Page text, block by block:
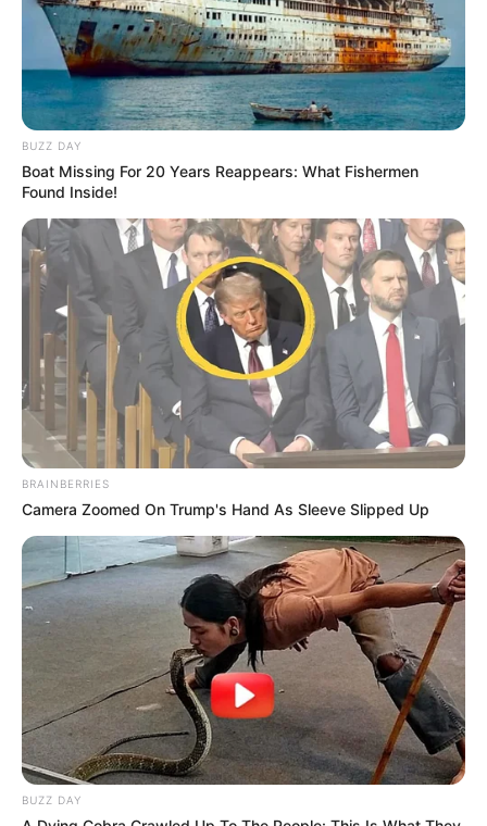
BUZZ DAY
Boat Missing For 20 Years Reappears: What Fishermen
Found Inside!
BRAINBERRIES
Camera Zoomed On Trump's Hand As Sleeve Slipped Up
BUZZ DAY